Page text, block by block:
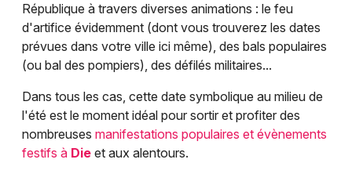
République à travers diverses animations : le feu
d'artifice évidemment (dont vous trouverez les dates
prévues dans votre ville ici même), des bals populaires
(ou bal des pompiers), des défilés militaires...
Dans tous les cas, cette date symbolique au milieu de
l'été est le moment idéal pour sortir et profiter des
nombreuses manifestations populaires et évènements
festifs à Die et aux alentours.